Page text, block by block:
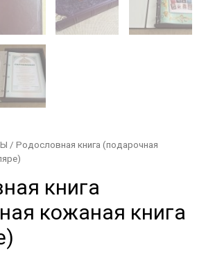
/ Родословная книга (подарочная
книга
кожаная книга